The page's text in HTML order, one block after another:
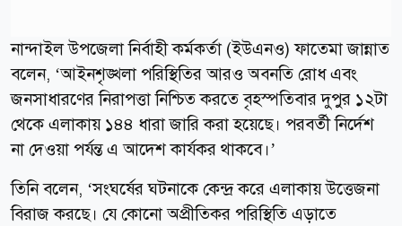
নান্দাইল উপজেলা নির্বাহী কর্মকর্তা (ইউএনও) ফাতেমা জান্নাত
বলেন, ‘আইনশৃঙ্খলা পরিস্থিতির আরও অবনতি রোধ এবং
জনসাধারণের নিরাপত্তা নিশ্চিত করতে বৃহস্পতিবার দুপুর ১২টা
থেকে এলাকায় ১৪৪ ধারা জারি করা হয়েছে। পরবর্তী নির্দেশ
না দেওয়া পর্যন্ত এ আদেশ কার্যকর থাকবে।’
তিনি বলেন, ‘সংঘর্ষের ঘটনাকে কেন্দ্র করে এলাকায় উত্তেজনা
বিরাজ করছে। যে কোনো অপ্রীতিকর পরিস্থিতি এড়াতে